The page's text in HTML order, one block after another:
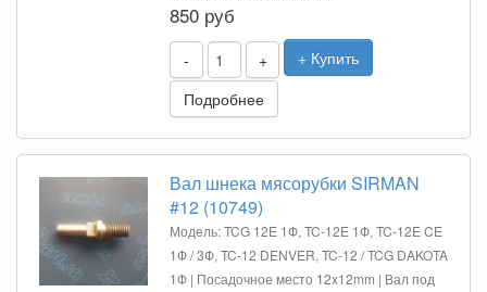
850 руб
- +
+ Купить
Подробнее
Вал шнека мясорубки SIRMAN
#12 (10749)
Модель: TCG 12E 1Ф, TC-12E 1Ф, TC-12E CE
1Ф / 3Ф, TC-12 DENVER, TC-12 / TCG DAKOTA
1Ф | Посадочное место 12x12mm | Вал под